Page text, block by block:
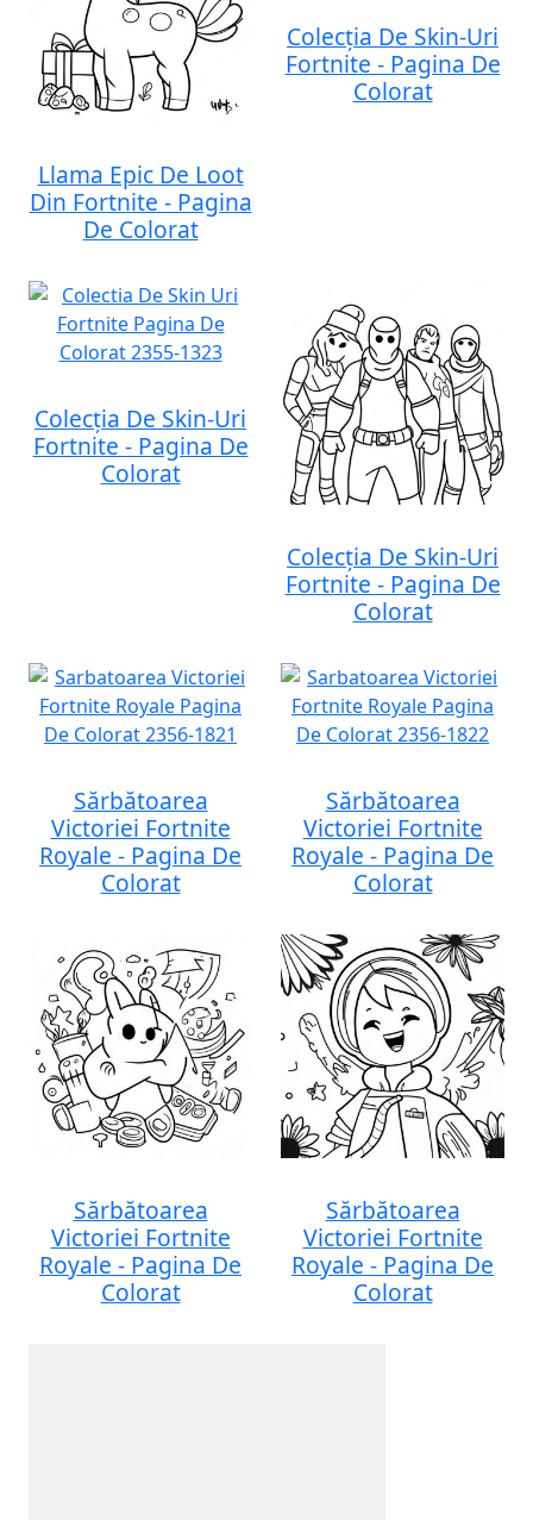
Llama Epic De Loot
Din Fortnite - Pagina
De Colorat
Colecția De Skin-Uri
Fortnite - Pagina De
Colorat
Colecția De Skin-Uri
Fortnite - Pagina De
Colorat
Colecția De Skin-Uri
Fortnite - Pagina De
Colorat
Sărbătoarea
Victoriei Fortnite
Royale - Pagina De
Colorat
Sărbătoarea
Victoriei Fortnite
Royale - Pagina De
Colorat
Sărbătoarea
Victoriei Fortnite
Royale - Pagina De
Colorat
Sărbătoarea
Victoriei Fortnite
Royale - Pagina De
Colorat